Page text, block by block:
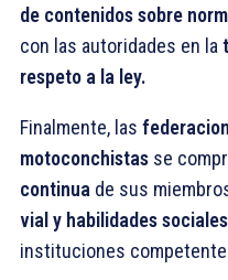
de contenidos sobre
con las autoridades en la
respeto a la ley.
Finalmente, las
motoconchistas se
continua de sus
vial y habilidades sociales
instituciones